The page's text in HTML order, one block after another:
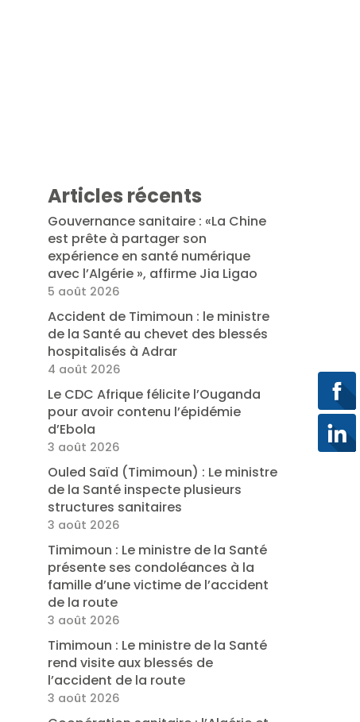
Articles récents
Gouvernance sanitaire : «La Chine
est prête à partager son
expérience en santé numérique
avec l’Algérie », affirme Jia Ligao
5 août 2026
Accident de Timimoun : le ministre
de la Santé au chevet des blessés
hospitalisés à Adrar
4 août 2026
Le CDC Afrique félicite l’Ouganda
pour avoir contenu l’épidémie
d’Ebola
3 août 2026
Ouled Saïd (Timimoun) : Le ministre
de la Santé inspecte plusieurs
structures sanitaires
3 août 2026
Timimoun : Le ministre de la Santé
présente ses condoléances à la
famille d’une victime de l’accident
de la route
3 août 2026
Timimoun : Le ministre de la Santé
rend visite aux blessés de
l’accident de la route
3 août 2026